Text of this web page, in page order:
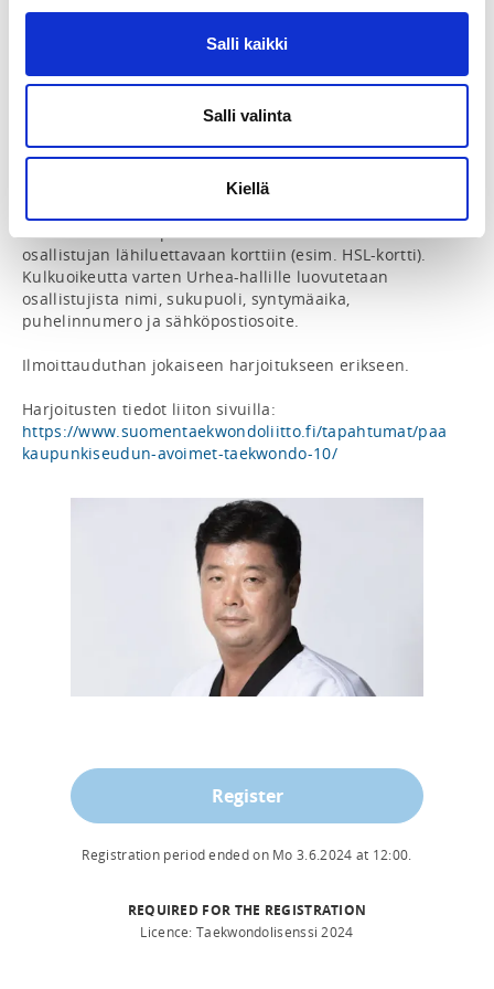
Salli kaikki
Salli valinta
Kiellä
ilmaisia. Taekwondoharjoittelun kattava vakuutus
(esim. lisenssin kylkeen hankittava Sporttiturva) on
suositeltavaa olla. Ei haittaa, vaikkei ehtisi mukaan
jokaiseen harjoitukseen - mutta parhaan hyödyn saat
harjoituksiin saa osallistua.
Varustuksena harjoituksissa on dobok.
etukäteen Suomisportin kautta. Kulkuoikeus koodataan
osallistujan lähiluettavaan korttiin (esim. HSL-kortti).
Kulkuoikeutta varten Urhea-hallille luovutetaan
osallistujista nimi, sukupuoli, syntymäaika,
puhelinnumero ja sähköpostiosoite.
Ilmoittauduthan jokaiseen harjoitukseen erikseen.
https://www.suomentaekwondoliitto.fi/tapahtumat/paa
kaupunkiseudun-avoimet-taekwondo-10/
Register
Registration period ended on Mo 3.6.2024 at 12:00.
REQUIRED FOR THE REGISTRATION
Licence: Taekwondolisenssi 2024